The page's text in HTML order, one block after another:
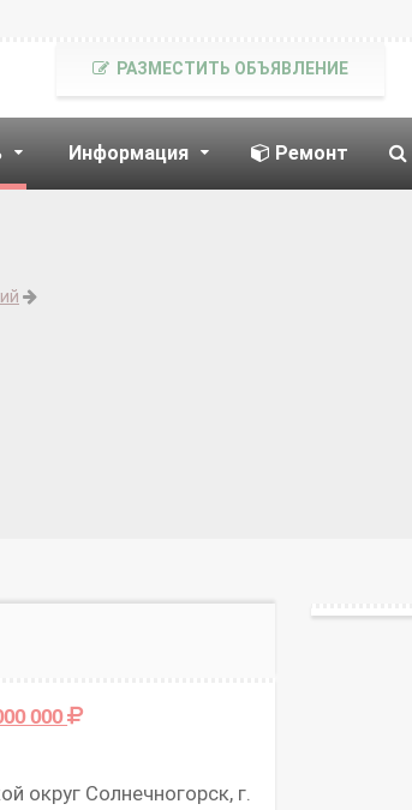
Информация Ремонт
РАЗМЕСТИТЬ ОБЪЯВЛЕНИЕ
000
округ Солнечногорск, г.